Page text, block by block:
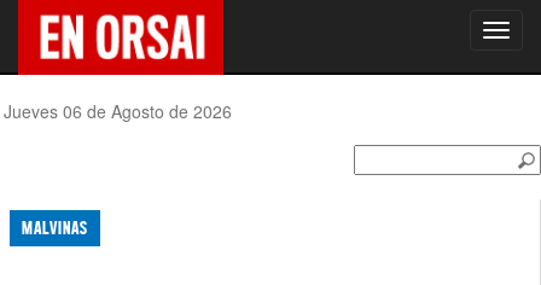
Jueves 06 de Agosto de 2026
MALVINAS